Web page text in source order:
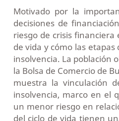
Motivado por la
decisiones de
riesgo de crisis financiera
de vida y cómo las
insolvencia. La población
la Bolsa de Comercio de
muestra la vinculación
insolvencia, marco en el
un menor riesgo en
del ciclo de vida tienen